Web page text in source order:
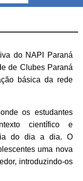
do NAPI Paraná
de Clubes Paraná
básica da rede
os estudantes
científico e
do dia a dia. O
uma nova
introduzindo-os